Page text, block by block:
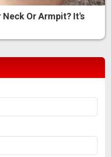
Neck Or Armpit? It's